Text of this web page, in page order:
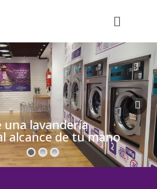
una lavandería
alcance de tu mano